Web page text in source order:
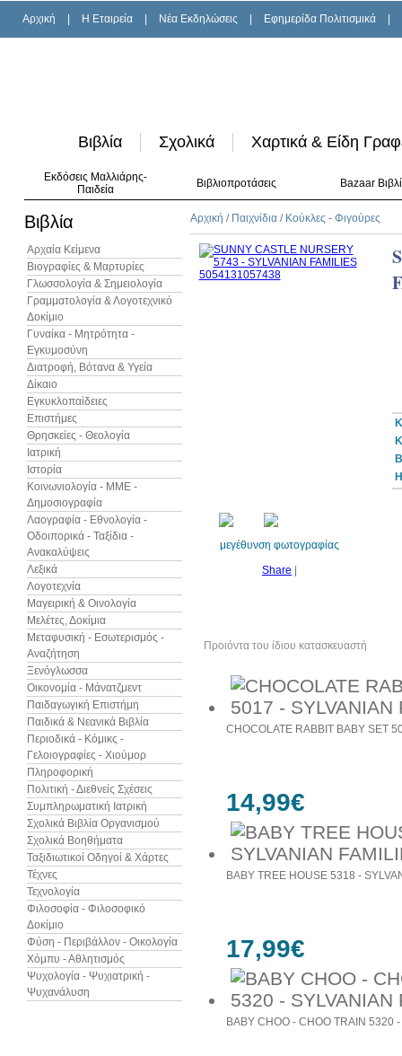
Αρχική H Εταιρεία Νέα Εκδηλώσεις Εφημερίδα Πολιτισμικά
Βιβλία Σχολικά Χαρτικά & Είδη
Εκδόσεις Μαλλιάρης-
Παιδεία
Βιβλιοπροτάσεις Bazaar
Βιβλία
Αρχαία Κείμενα
Βιογραφίες & Μαρτυρίες
Γλωσσολογία & Σημειολογία
Γραμματολογία & Λογοτεχνικό
Δοκίμιο
Γυναίκα - Μητρότητα -
Εγκυμοσύνη
Διατροφή, Βότανα & Υγεία
Δίκαιο
Εγκυκλοπαίδειες
Επιστήμες
Θρησκείες - Θεολογία
Ιατρική
Ιστορία
Κοινωνιολογία - ΜΜΕ -
Δημοσιογραφία
Λαογραφία - Εθνολογία -
Οδοιπορικά - Ταξίδια -
Ανακαλύψεις
Λεξικά
Λογοτεχνία
Μαγειρική & Οινολογία
Μελέτες, Δοκίμια
Μεταφυσική - Εσωτερισμός -
Αναζήτηση
Ξενόγλωσσα
Οικονομία - Μάνατζμεντ
Παιδαγωγική Επιστήμη
Παιδικά & Νεανικά Βιβλία
Περιοδικά - Κόμικς -
Γελοιογραφίες - Χιούμορ
Πληροφορική
Πολιτική - Διεθνείς Σχέσεις
Συμπληρωματική Ιατρική
Σχολικά Βιβλία Οργανισμού
Σχολικά Βοηθήματα
Ταξιδιωτικοί Οδηγοί & Χάρτες
Τέχνες
Τεχνολογία
Φιλοσοφία - Φιλοσοφικό
Δοκίμιο
Φύση - Περιβάλλον - Οικολογία
Χόμπυ - Αθλητισμός
Ψυχολογία - Ψυχιατρική -
Ψυχανάλυση
Αρχική / Παιχνίδια / Κούκλες - Φιγούρες
μεγέθυνση φωτογραφίας
Share
Προιόντα του ίδιου κατασκευαστή
CHOCOLATE RABBIT BABY SET
14,99€
BABY TREE HOUSE 5318 -
17,99€
BABY CHOO - CHOO TRAIN 5320